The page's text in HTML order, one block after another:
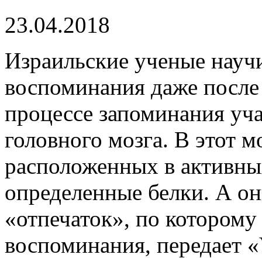
23.04.2018
Израильские ученые
воспоминания даже
процессе запоминания
головного мозга. В этот
расположенных в
определенные белки. А
«отпечаток», по
воспоминания, передает